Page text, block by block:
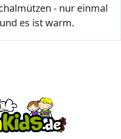
- nur einmal
es ist warm.